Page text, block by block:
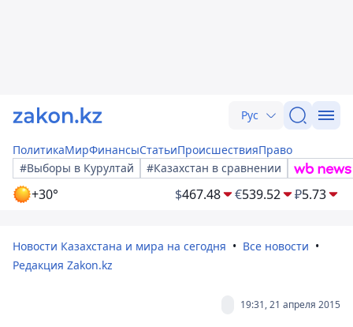
Рус
ПолитикаМирФинансыСтатьиПроисшествияПраво
#Выборы в Курултай
#Казахстан в сравнении
+30° $467.48 €539.52 ₽5.73
Новости Казахстана и мира на сегодня
Все новости
Редакция Zakon.kz
19:31, 21 апреля 2015